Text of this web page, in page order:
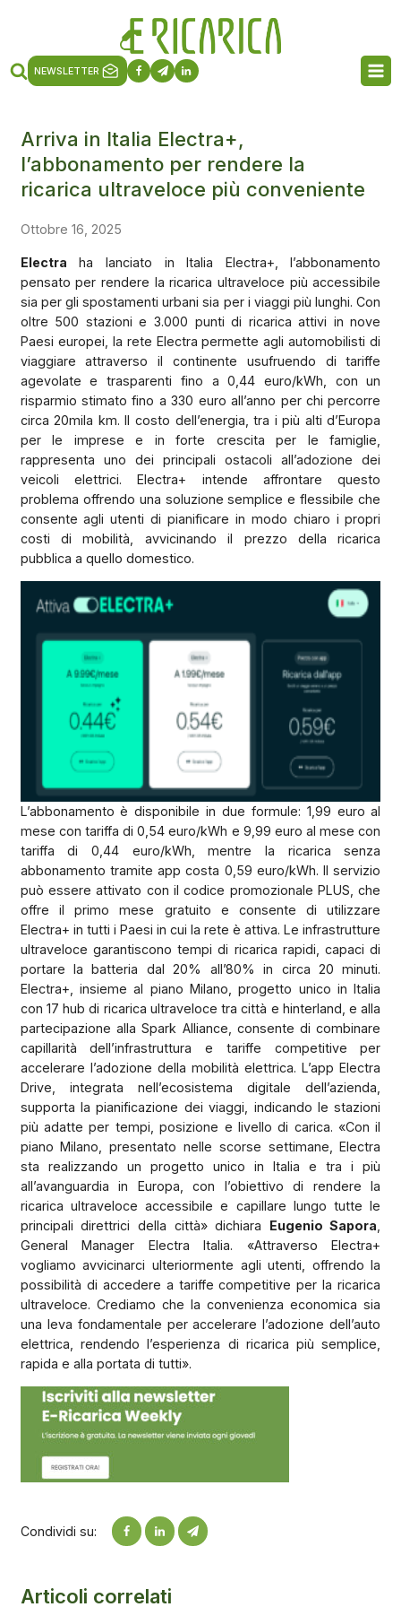
NEWSLETTER
Arriva in Italia Electra+,
l’abbonamento per rendere la
ricarica ultraveloce più conveniente
Ottobre 16, 2025
Electra ha lanciato in Italia Electra+, l’abbonamento
pensato per rendere la ricarica ultraveloce più accessibile
sia per gli spostamenti urbani sia per i viaggi più lunghi. Con
oltre 500 stazioni e 3.000 punti di ricarica attivi in nove
Paesi europei, la rete Electra permette agli automobilisti di
viaggiare attraverso il continente usufruendo di tariffe
agevolate e trasparenti fino a 0,44 euro/kWh, con un
risparmio stimato fino a 330 euro all’anno per chi percorre
circa 20mila km. Il costo dell’energia, tra i più alti d’Europa
per le imprese e in forte crescita per le famiglie,
rappresenta uno dei principali ostacoli all’adozione dei
veicoli elettrici. Electra+ intende affrontare questo
problema offrendo una soluzione semplice e flessibile che
consente agli utenti di pianificare in modo chiaro i propri
costi di mobilità, avvicinando il prezzo della ricarica
pubblica a quello domestico.
L’abbonamento è disponibile in due formule: 1,99 euro al
mese con tariffa di 0,54 euro/kWh e 9,99 euro al mese con
tariffa di 0,44 euro/kWh, mentre la ricarica senza
abbonamento tramite app costa 0,59 euro/kWh. Il servizio
può essere attivato con il codice promozionale PLUS, che
offre il primo mese gratuito e consente di utilizzare
Electra+ in tutti i Paesi in cui la rete è attiva. Le infrastrutture
ultraveloce garantiscono tempi di ricarica rapidi, capaci di
portare la batteria dal 20% all’80% in circa 20 minuti.
Electra+, insieme al piano Milano, progetto unico in Italia
con 17 hub di ricarica ultraveloce tra città e hinterland, e alla
partecipazione alla Spark Alliance, consente di combinare
capillarità dell’infrastruttura e tariffe competitive per
accelerare l’adozione della mobilità elettrica. L’app Electra
Drive, integrata nell’ecosistema digitale dell’azienda,
supporta la pianificazione dei viaggi, indicando le stazioni
più adatte per tempi, posizione e livello di carica. «Con il
piano Milano, presentato nelle scorse settimane, Electra
sta realizzando un progetto unico in Italia e tra i più
all’avanguardia in Europa, con l’obiettivo di rendere la
ricarica ultraveloce accessibile e capillare lungo tutte le
principali direttrici della città» dichiara Eugenio Sapora
General Manager Electra Italia. «Attraverso Electra+
vogliamo avvicinarci ulteriormente agli utenti, offrendo la
possibilità di accedere a tariffe competitive per la ricarica
ultraveloce. Crediamo che la convenienza economica sia
una leva fondamentale per accelerare l’adozione dell’auto
elettrica, rendendo l’esperienza di ricarica più semplice,
rapida e alla portata di tutti».
Condividi su:
Articoli correlati